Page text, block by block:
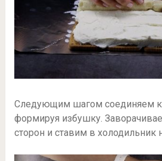
Следующим шагом соединяем
формируя избушку.
сторон и ставим в холодильник